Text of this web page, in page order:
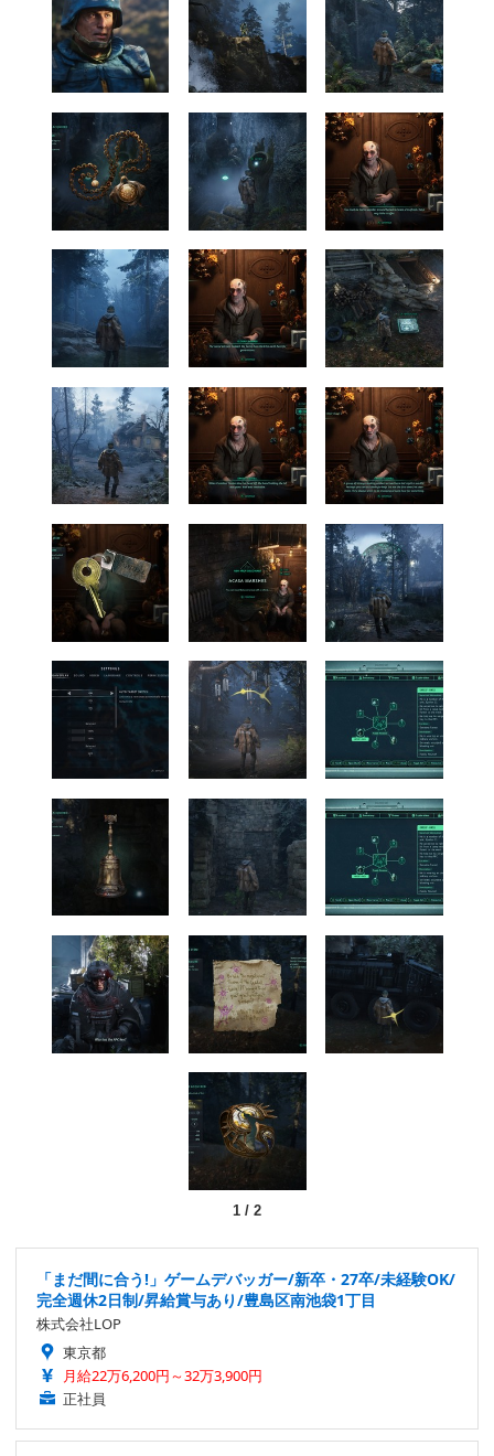
1/ 2
「まだ間に合う!」ゲームデバッガー/新卒・27卒/未経験OK/
完全週休2日制/昇給賞与あり/豊島区南池袋1丁目
株式会社LOP
東京都
月給22万6,200円～32万3,900円
正社員